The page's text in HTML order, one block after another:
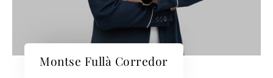
Montse Fullà Corredor